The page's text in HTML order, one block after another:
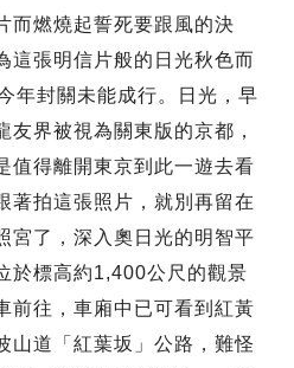
而燃燒起誓死要跟風的決
這張明信片般的日光秋色而
年封關未能成行。日光，早
友界被視為關東版的京都，
值得離開東京到此一遊去看
著拍這張照片，就別再留在
宮了，深入奧日光的明智平
於標高約1,400公尺的觀景
前往，車廂中已可看到紅黃
山道「紅葉坂」公路，難怪